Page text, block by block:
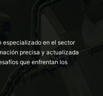
especializado en el sector
precisa y actualizada
que enfrentan los